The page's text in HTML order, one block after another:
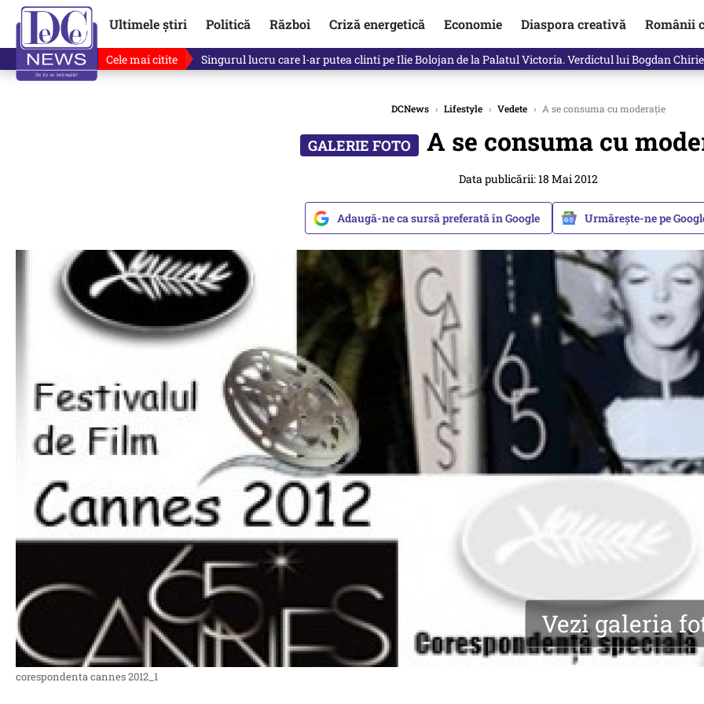
Ultimele știri Politică Război Criză energetică Economie Diaspora creativă Românii
Cele mai citite Ce se întâmplă cu primul buletin electronic, decizia luată astăzi de Guvern pentru toți românii
DCNews › Lifestyle › Vedete › A se consuma cu moderație
A se consuma cu
Data publicării: 18 Mai 2012
Adaugă-ne ca sursă preferată în Google Urmărește-ne pe
Vezi galeria
corespondenta cannes 2012_1